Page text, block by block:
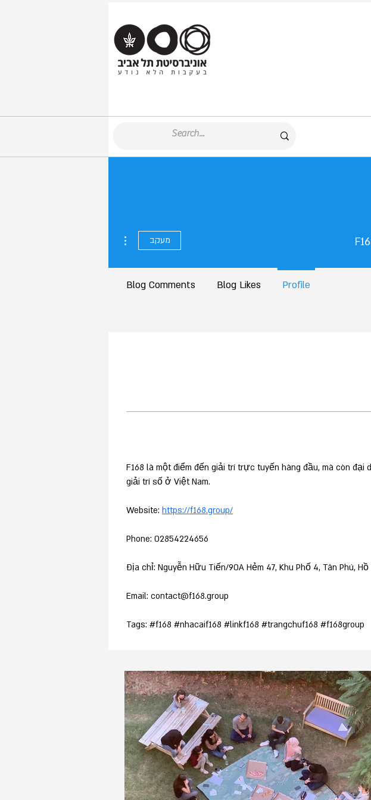
F168 là một điểm đến giải trí trực tuyến hàng đầu, mà còn
giải trí số ở Việt Nam.
Website: https://f168.group/
Phone: 02854224656
Địa chỉ: Nguyễn Hữu Tiến/90A Hẻm 47, Khu Phố 4, Tân Phú, Hồ
Email: contact@f168.group
Tags: #f168 #nhacaif168 #linkf168 #trangchuf168 #f168group
מעקב
Profile
Blog Likes
Blog Comments